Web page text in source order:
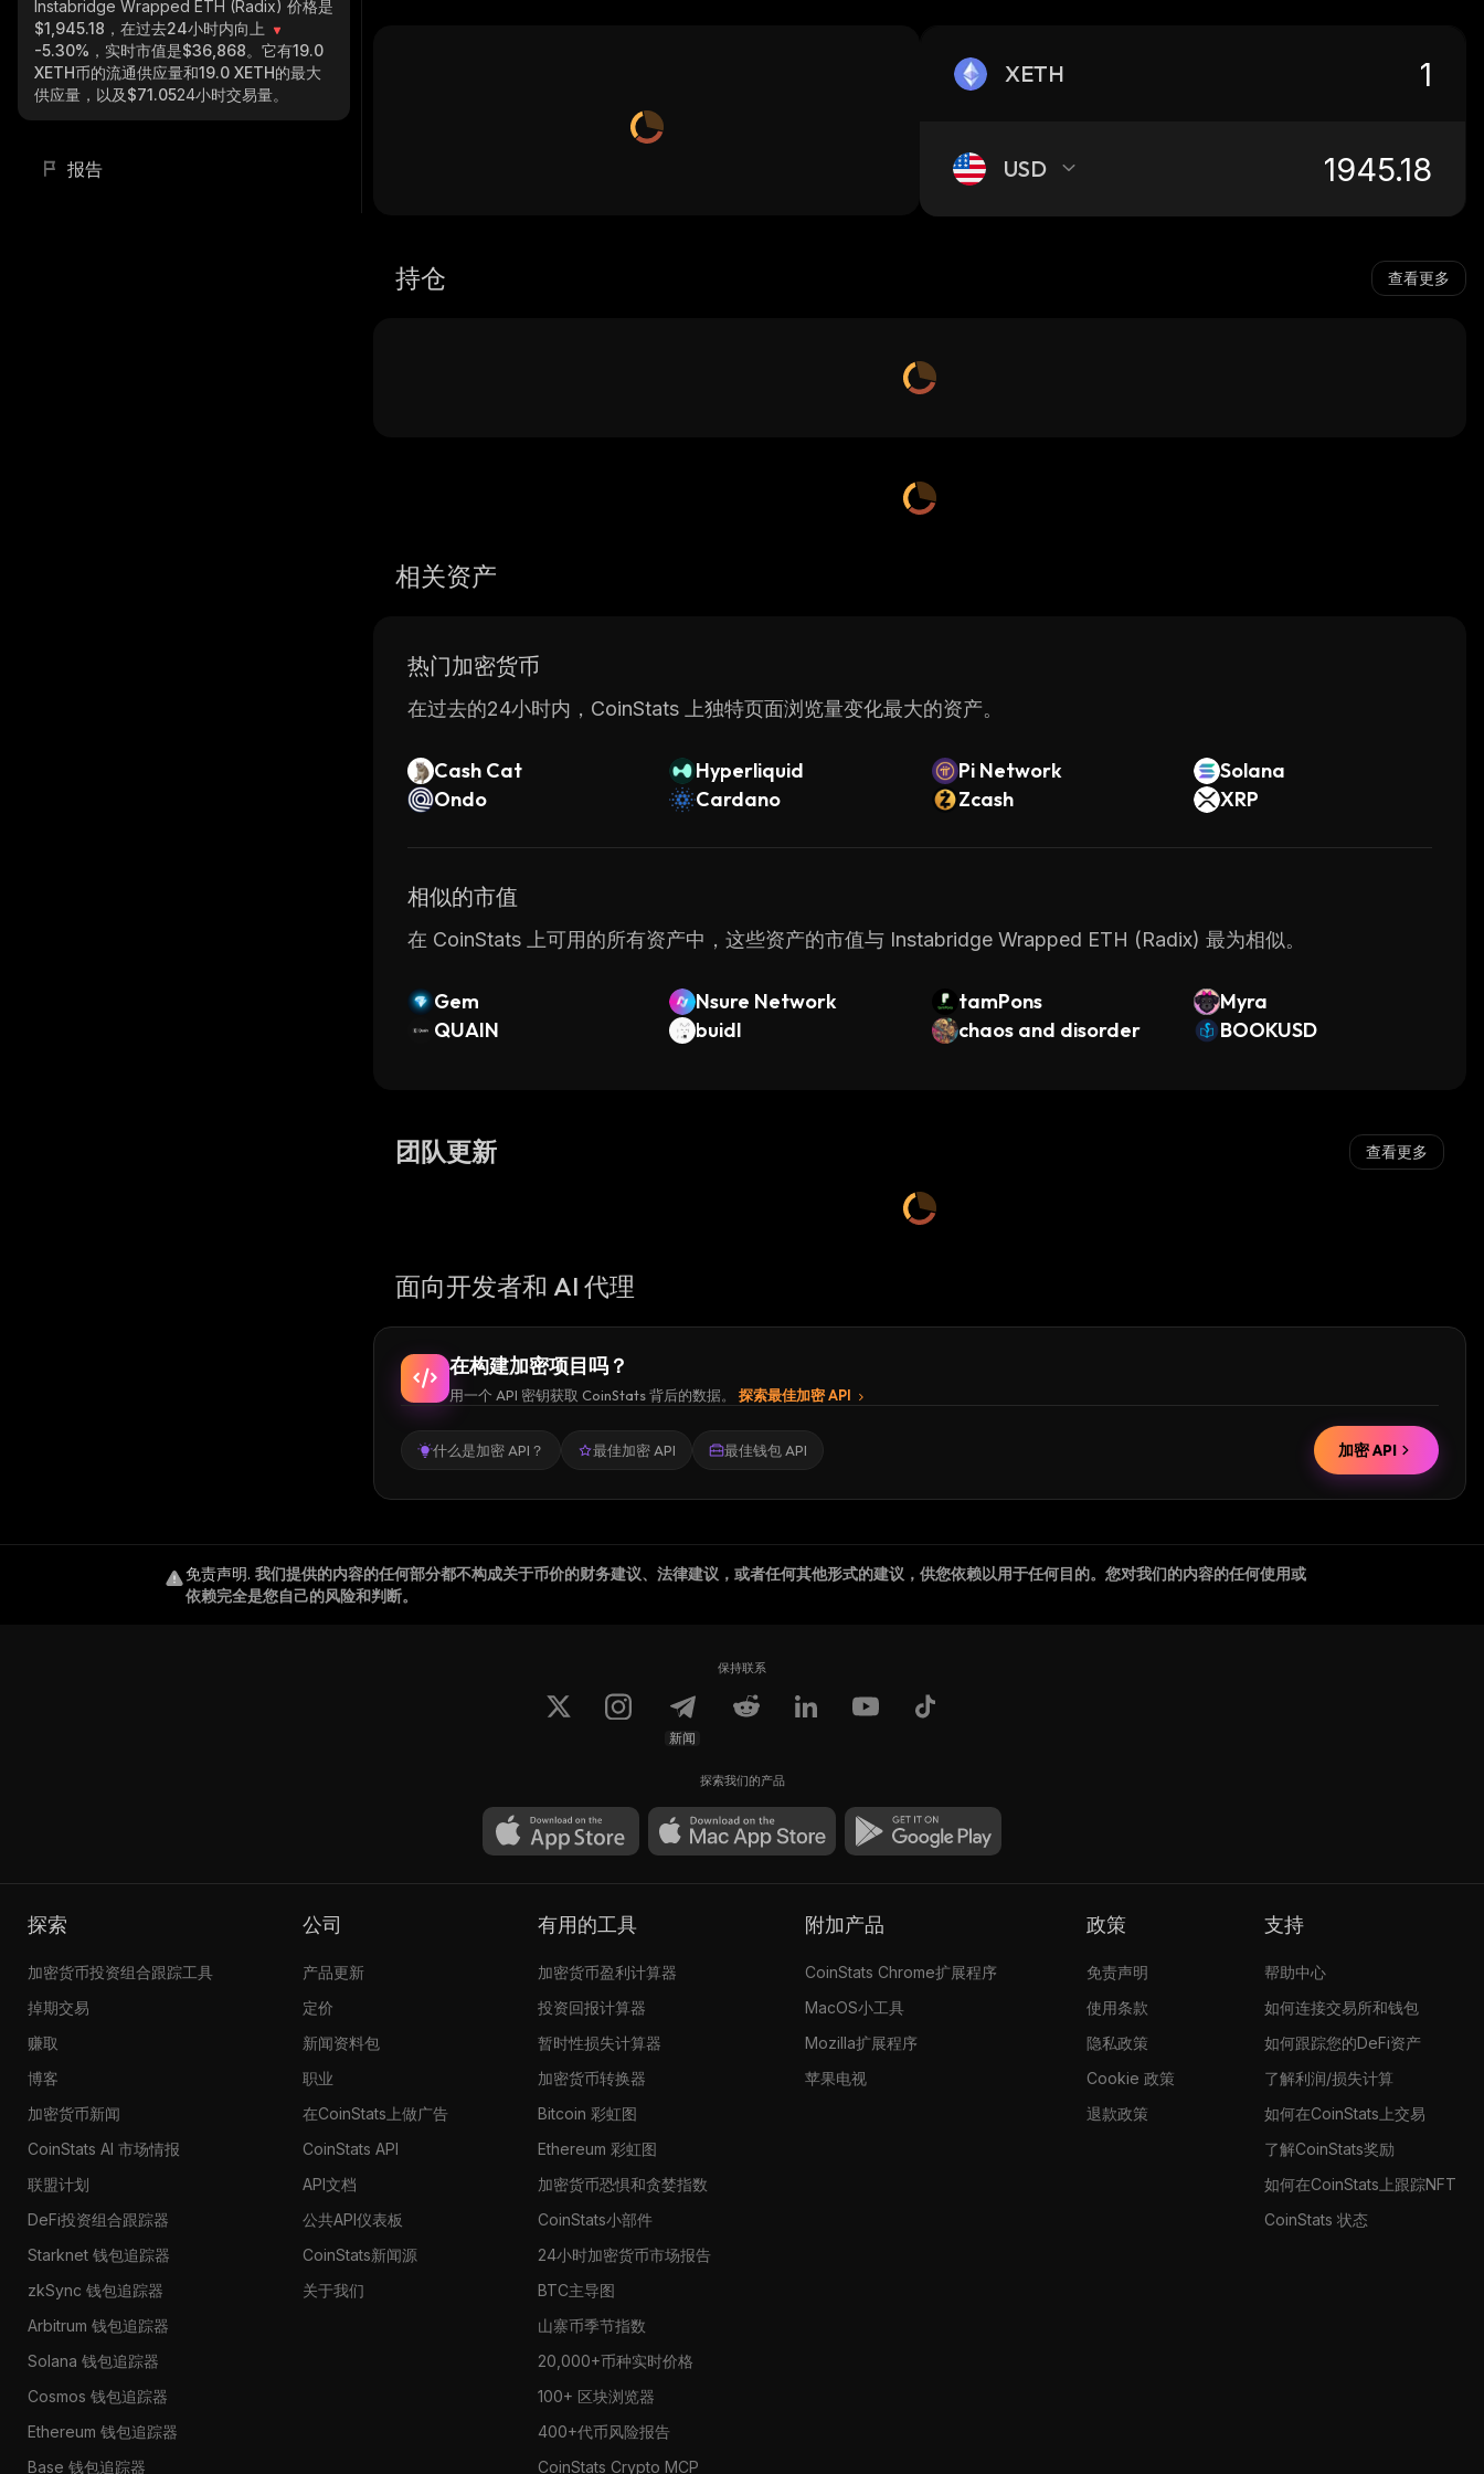
Instabridge Wrapped ETH (Radix) 价格是
$1,945.18，在过去24小时内向上
-5.30% ，实时市值是$36,868。它有19.0
XETH币的流通供应量和19.0 XETH的最大
供应量，以及$71.0524小时交易量。
报告
XETH
USD
持仓 查看更多
相关资产
热门加密货币
在过去的24小时内，CoinStats 上独特页面浏览量变化最大的资产。
Cash Cat Hyperliquid Pi Network
Solana
Ondo
Cardano Zcash XRP
相似的市值
在 CoinStats 上可用的所有资产中，这些资产的市值与 Instabridge Wrapped ETH (Radix) 最为相似。
Gem Nsure Network tamPons
Myra
QUAIN
buidl chaos and disorder BOOKUSD
团队更新 查看更多
面向开发者和 AI 代理
在构建加密项目吗？
用一个 API 密钥获取 CoinStats 背后的数据。 探索最佳加密 API
什么是加密 API？ 最佳加密 API 最佳钱包 API 加密 API
免责声明. 我们提供的内容的任何部分都不构成关于币价的财务建议、法律建议，或者任何其他形式的建议，供您依赖以用于任何目的。您对我们的内容的任何使用或
依赖完全是您自己的风险和判断。
保持联系
新闻
探索我们的产品
探索
加密货币投资组合跟踪工具
掉期交易
赚取
博客
加密货币新闻
CoinStats AI 市场情报
联盟计划
DeFi投资组合跟踪器
Starknet 钱包追踪器
zkSync 钱包追踪器
Arbitrum 钱包追踪器
Solana 钱包追踪器
Cosmos 钱包追踪器
Ethereum 钱包追踪器
Base 钱包追踪器
公司
产品更新
定价
新闻资料包
职业
在CoinStats上做广告
CoinStats API
API文档
公共API仪表板
CoinStats新闻源
关于我们
有用的工具
加密货币盈利计算器
投资回报计算器
暂时性损失计算器
加密货币转换器
Bitcoin 彩虹图
Ethereum 彩虹图
加密货币恐惧和贪婪指数
CoinStats小部件
24小时加密货币市场报告
BTC主导图
山寨币季节指数
20,000+币种实时价格
100+ 区块浏览器
400+代币风险报告
CoinStats Crypto MCP
附加产品
CoinStats Chrome扩展程序
MacOS小工具
Mozilla扩展程序
苹果电视
政策
免责声明
使用条款
隐私政策
Cookie 政策
退款政策
支持
帮助中心
如何连接交易所和钱包
如何跟踪您的DeFi资产
了解利润/损失计算
如何在CoinStats上交易
了解CoinStats奖励
如何在CoinStats上跟踪NFT
CoinStats 状态